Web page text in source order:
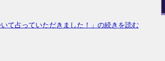
て占っていただきました！」の続きを読む